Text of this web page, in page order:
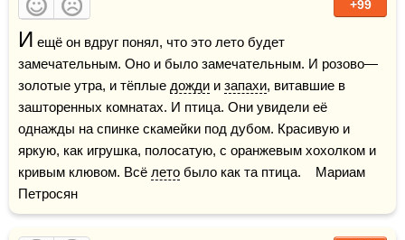
+99
И ещё он вдруг понял, что это лето будет
замечательным. Оно и было замечательным. И розово—
золотые утра, и тёплые дожди и запахи, витавшие в
зашторенных комнатах. И птица. Они увидели её
однажды на спинке скамейки под дубом. Красивую и
яркую, как игрушка, полосатую, с оранжевым хохолком и
кривым клювом. Всё лето было как та птица.    Мариам
Петросян